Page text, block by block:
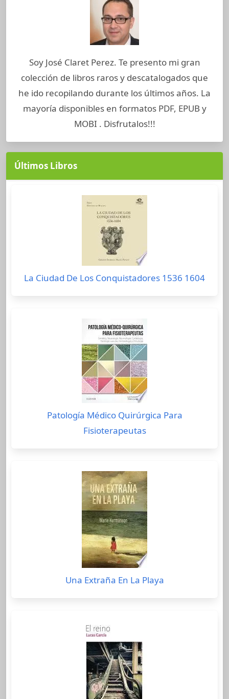
Soy José Claret Perez. Te presento mi gran
colección de libros raros y descatalogados que
he ido recopilando durante los últimos años. La
mayoría disponibles en formatos PDF, EPUB y
MOBI . Disfrutalos!!!
Últimos Libros
La Ciudad De Los Conquistadores 1536 1604
Patología Médico Quirúrgica Para
Fisioterapeutas
Una Extraña En La Playa